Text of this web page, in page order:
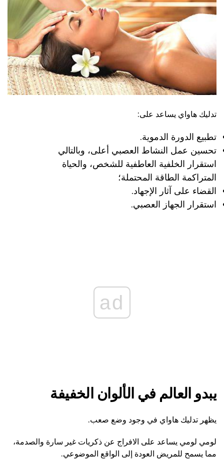
تدليك هاواي يساعد على:
تطبيع الدورة الدموية.
تحسين عمل النشاط العصبي أعلى، وبالتالي
استقرار الخلفية العاطفية للشخص، والحياة
المتراكمة الطاقة المحتملة؛
القضاء على آثار الإجهاد.
استقرار الجهاز العصبي.
ad
يبدو العالم في الألوان الخفيفة
يظهر تدليك هاواي في وجود وضع صعب.
لومي لومي يساعد على الافراج عن ذكريات غير سارة والصدمة،
مما يسمح للمريض العودة إلى الواقع الموضوعي.